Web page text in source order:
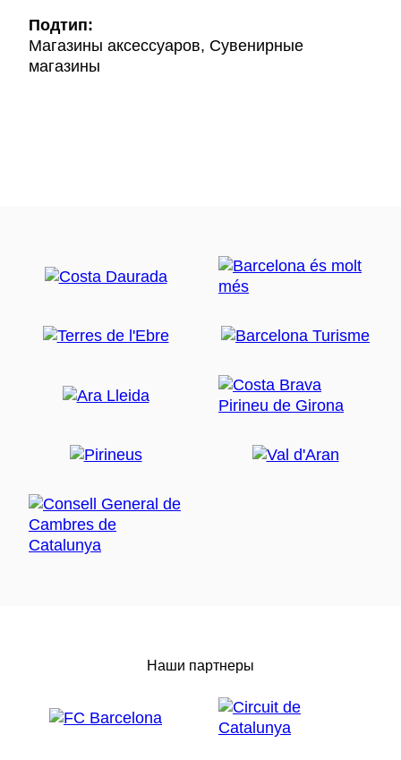
Подтип:
Магазины аксессуаров, Сувенирные
магазины
Наши партнеры